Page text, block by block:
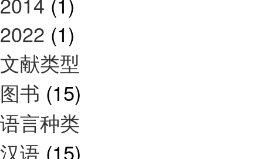
2022 (1)
文献类型
图书 (15)
语言种类
汉语 (15)